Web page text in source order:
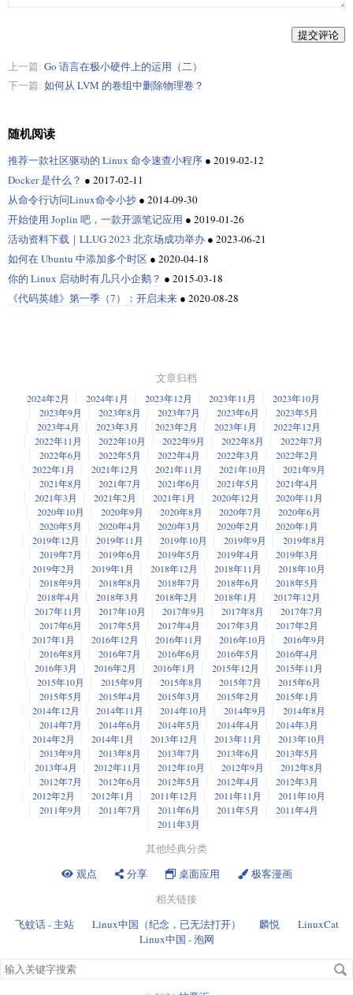
提交评论
上一篇: Go 语言在极小硬件上的运用（二）
下一篇: 如何从 LVM 的卷组中删除物理卷？
随机阅读
推荐一款社区驱动的 Linux 命令速查小程序 ● 2019-02-12
Docker 是什么？ ● 2017-02-11
从命令行访问Linux命令小抄 ● 2014-09-30
开始使用 Joplin 吧，一款开源笔记应用 ● 2019-01-26
活动资料下载｜LLUG 2023 北京场成功举办 ● 2023-06-21
如何在 Ubuntu 中添加多个时区 ● 2020-04-18
你的 Linux 启动时有几只小企鹅？ ● 2015-03-18
《代码英雄》第一季（7）：开启未来 ● 2020-08-28
文章归档
2024年2月 2024年1月 2023年12月 2023年11月
2023年10月
2023年9月
2023年8月 2023年7月 2023年6月
2023年5月
2023年4月
2023年3月 2023年2月 2023年1月
2022年12月
2022年11月
2022年10月 2022年9月 2022年8月
2022年7月
2022年6月
2022年5月 2022年4月 2022年3月
2022年2月
2022年1月
2021年12月 2021年11月 2021年10月
2021年9月
2021年8月
2021年7月 2021年6月 2021年5月
2021年4月
2021年3月
2021年2月 2021年1月 2020年12月
2020年11月
2020年10月
2020年9月 2020年8月 2020年7月
2020年6月
2020年5月
2020年4月 2020年3月 2020年2月
2020年1月
2019年12月
2019年11月 2019年10月 2019年9月
2019年8月
2019年7月
2019年6月 2019年5月 2019年4月
2019年3月
2019年2月
2019年1月 2018年12月 2018年11月
2018年10月
2018年9月
2018年8月 2018年7月 2018年6月
2018年5月
2018年4月
2018年3月 2018年2月 2018年1月
2017年12月
2017年11月
2017年10月 2017年9月 2017年8月
2017年7月
2017年6月
2017年5月 2017年4月 2017年3月
2017年2月
2017年1月
2016年12月 2016年11月 2016年10月
2016年9月
2016年8月
2016年7月 2016年6月 2016年5月
2016年4月
2016年3月
2016年2月 2016年1月 2015年12月
2015年11月
2015年10月
2015年9月 2015年8月 2015年7月
2015年6月
2015年5月
2015年4月 2015年3月 2015年2月
2015年1月
2014年12月
2014年11月 2014年10月 2014年9月
2014年8月
2014年7月
2014年6月 2014年5月 2014年4月
2014年3月
2014年2月
2014年1月 2013年12月 2013年11月
2013年10月
2013年9月
2013年8月 2013年7月 2013年6月
2013年5月
2013年4月
2012年11月 2012年10月 2012年9月
2012年8月
2012年7月
2012年6月 2012年5月 2012年4月
2012年3月
2012年2月
2012年1月 2011年12月 2011年11月
2011年10月
2011年9月
2011年7月 2011年6月 2011年5月
2011年4月
2011年3月
其他经典分类
观点
分享 桌面应用
极客漫画
相关链接
飞蚊话 - 主站
Linux中国（纪念，已无法打开） 麟悦
LinuxCat
Linux中国 - 泡网
搜